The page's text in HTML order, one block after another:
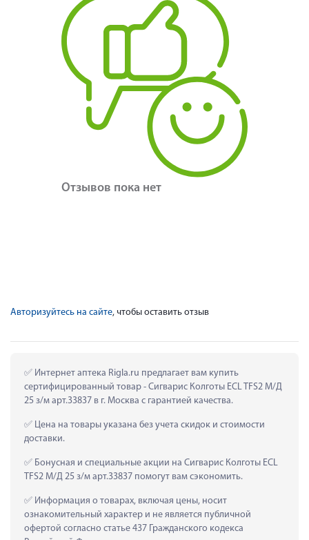
Отзывов пока нет
Авторизуйтесь на сайте, чтобы оставить отзыв
Интернет аптека Rigla.ru предлагает вам купить
сертифицированный товар - Сигварис Колготы ECL TFS2 М/Д
25 з/м арт.33837 в г. Москва с гарантией качества.
Цена на товары указана без учета скидок и стоимости
доставки.
Бонусная и специальные акции на Сигварис Колготы ECL
TFS2 М/Д 25 з/м арт.33837 помогут вам сэкономить.
Информация о товарах, включая цены, носит
ознакомительный характер и не является публичной
офертой согласно статье 437 Гражданского кодекса